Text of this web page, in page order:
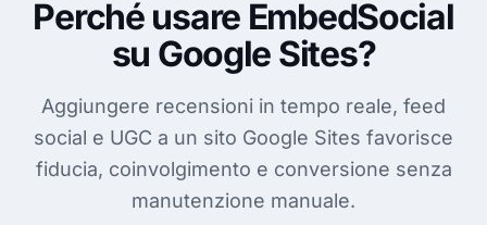
Perché usare EmbedSocial
su Google Sites?
Aggiungere recensioni in tempo reale, feed
social e UGC a un sito Google Sites favorisce
fiducia, coinvolgimento e conversione senza
manutenzione manuale.